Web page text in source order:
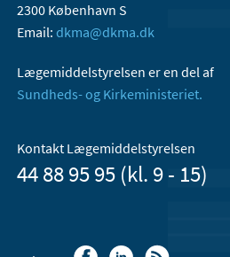
2300 København S
Email: dkma@dkma.dk
Lægemiddelstyrelsen er en del af
Sundheds- og Kirkeministeriet.
Kontakt Lægemiddelstyrelsen
44 88 95 95 (kl. 9 - 15)